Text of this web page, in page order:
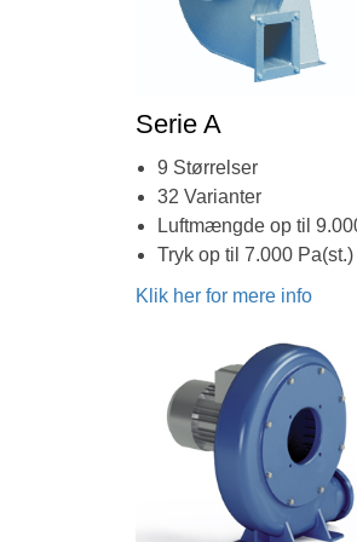
Serie A
9 Størrelser
32 Varianter
Luftmængde op til
Tryk op til 7.000 Pa(st.)
Klik her for mere info